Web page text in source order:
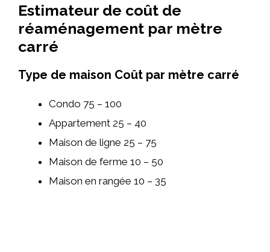
Estimateur de coût de
réaménagement par mètre
carré
Type de maison Coût par mètre carré
Condo 75 – 100
Appartement 25 – 40
Maison de ligne 25 – 75
Maison de ferme 10 – 50
Maison en rangée 10 – 35